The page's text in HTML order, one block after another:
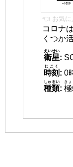
👈 お気に
コロナ
くつか
衛星
えいせい
:
時刻
じこく
: 0
種類
しゅるい
:
きょ